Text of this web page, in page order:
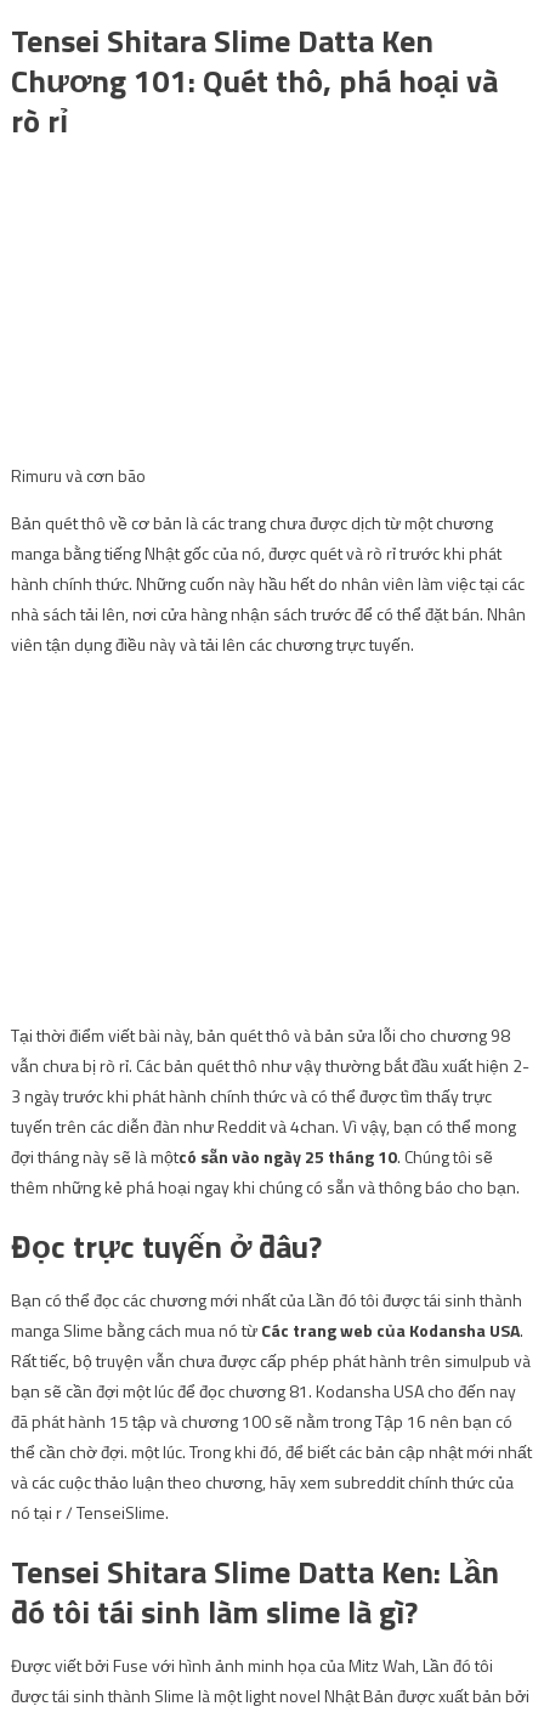
Tensei Shitara Slime Datta Ken
Chương 101: Quét thô, phá hoại và
rò rỉ
Rimuru và cơn bão
Bản quét thô về cơ bản là các trang chưa được dịch từ một chương
manga bằng tiếng Nhật gốc của nó, được quét và rò rỉ trước khi phát
hành chính thức. Những cuốn này hầu hết do nhân viên làm việc tại các
nhà sách tải lên, nơi cửa hàng nhận sách trước để có thể đặt bán. Nhân
viên tận dụng điều này và tải lên các chương trực tuyến.
Tại thời điểm viết bài này, bản quét thô và bản sửa lỗi cho chương 98
vẫn chưa bị rò rỉ. Các bản quét thô như vậy thường bắt đầu xuất hiện 2-
3 ngày trước khi phát hành chính thức và có thể được tìm thấy trực
tuyến trên các diễn đàn như Reddit và 4chan. Vì vậy, bạn có thể mong
đợi tháng này sẽ là mộtcó sẵn vào ngày 25 tháng 10. Chúng tôi sẽ
thêm những kẻ phá hoại ngay khi chúng có sẵn và thông báo cho bạn.
Đọc trực tuyến ở đâu?
Bạn có thể đọc các chương mới nhất của Lần đó tôi được tái sinh thành
manga Slime bằng cách mua nó từCác trang web của Kodansha USA.
Rất tiếc, bộ truyện vẫn chưa được cấp phép phát hành trên simulpub và
bạn sẽ cần đợi một lúc để đọc chương 81. Kodansha USA cho đến nay
đã phát hành 15 tập và chương 100 sẽ nằm trong Tập 16 nên bạn có
thể cần chờ đợi. một lúc. Trong khi đó, để biết các bản cập nhật mới nhất
và các cuộc thảo luận theo chương, hãy xem subreddit chính thức của
nó tại r / TenseiSlime.
Tensei Shitara Slime Datta Ken: Lần
đó tôi tái sinh làm slime là gì?
Được viết bởi Fuse với hình ảnh minh họa của Mitz Wah, Lần đó tôi
được tái sinh thành Slime là một light novel Nhật Bản được xuất bản bởi